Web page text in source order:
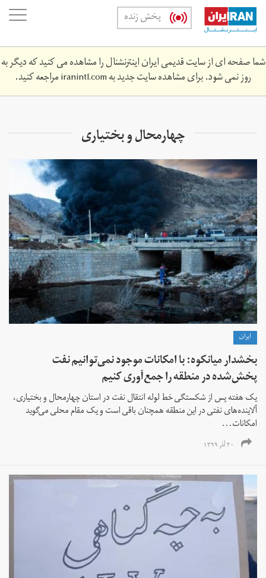
Skip
main
content
پخش زنده
شما صفحه ای از سایت قدیمی ایران اینترنشنال را مشاهده می کنید که دیگر به
روز نمی شود. برای مشاهده سایت جدید بهiranintl.comمراجعه کنید.
چهارمحال و بختیاری
ايران
بخشدار میانکوه: با امکانات موجود نمی‌توانیم نفت
پخش‌شده در منطقه را جمع‌آوری کنیم
یک هفته پس از شکستگی خط لوله انتقال نفت در استان چهارمحال و بختیاری،
آلاینده‌های نفتی در این منطقه همچنان باقی است و یک مقام محلی می‌گوید
امکانات...
۳۰ آذر ۱۳۹۹